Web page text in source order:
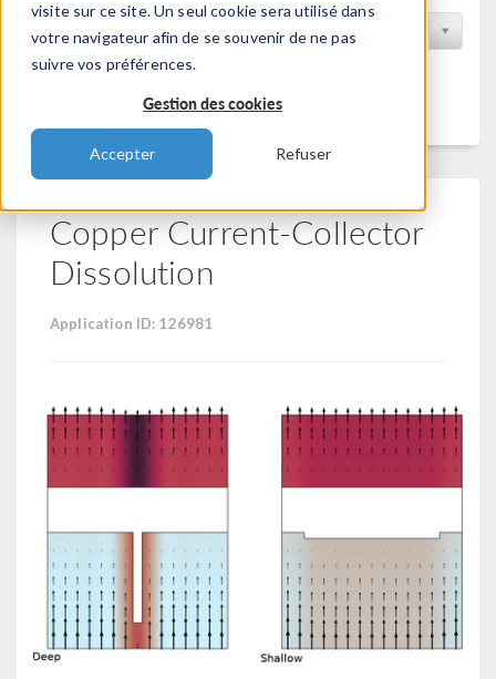
visite sur ce site. Un seul cookie sera utilisé dans
votre navigateur afin de se souvenir de ne pas
suivre vos préférences.
Gestion des cookies
Accepter Refuser
Filtrer par produit
Filtrer
Copper Current-Collector
Dissolution
Application ID: 126981